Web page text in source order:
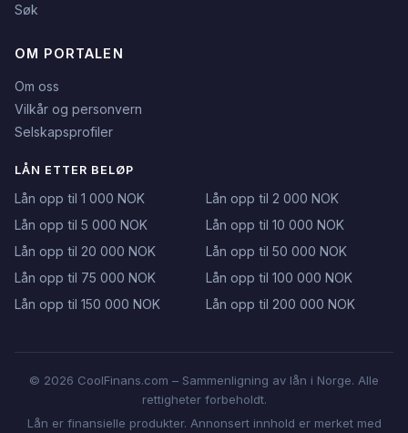
Søk
OM PORTALEN
Om oss
Vilkår og personvern
Selskapsprofiler
LÅN ETTER BELØP
Lån opp til 1 000 NOK
Lån opp til 2 000 NOK
Lån opp til 5 000 NOK
Lån opp til 10 000 NOK
Lån opp til 20 000 NOK
Lån opp til 50 000 NOK
Lån opp til 75 000 NOK
Lån opp til 100 000 NOK
Lån opp til 150 000 NOK
Lån opp til 200 000 NOK
© 2026 CoolFinans.com – Sammenligning av lån i Norge. Alle
rettigheter forbeholdt.
Lån er finansielle produkter. Annonsert innhold er merket med